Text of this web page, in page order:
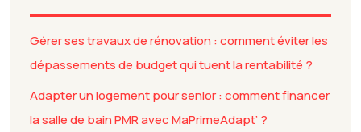
Gérer ses travaux de rénovation : comment éviter les
dépassements de budget qui tuent la rentabilité ?
Adapter un logement pour senior : comment financer
la salle de bain PMR avec MaPrimeAdapt’ ?